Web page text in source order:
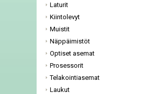
Laturit
Kiintolevyt
Muistit
Näppäimistöt
Optiset asemat
Prosessorit
Telakointiasemat
Laukut